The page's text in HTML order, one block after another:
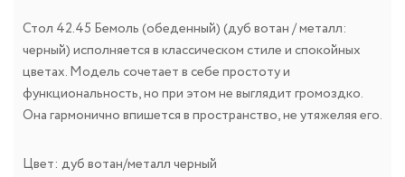
Стол 42.45 Бемоль (обеденный) (дуб вотан / металл:
черный) исполняется в классическом стиле и спокойных
цветах. Модель сочетает в себе простоту и
функциональность, но при этом не выглядит громоздко.
Она гармонично впишется в пространство, не утяжеляя его.
Цвет: дуб вотан/металл черный